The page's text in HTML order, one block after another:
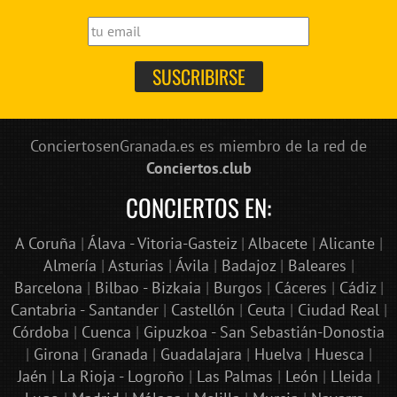
ConciertosenGranada.es es miembro de la red de
Conciertos.club
CONCIERTOS EN:
A Coruña | Álava - Vitoria-Gasteiz| Albacete| Alicante|
Almería | Asturias | Ávila | Badajoz| Baleares |
Barcelona | Bilbao - Bizkaia | Burgos | Cáceres | Cádiz|
Cantabria - Santander| Castellón | Ceuta | Ciudad Real|
Córdoba | Cuenca | Gipuzkoa - San Sebastián-Donostia
| Girona | Granada | Guadalajara | Huelva | Huesca |
Jaén | La Rioja - Logroño | Las Palmas | León | Lleida |